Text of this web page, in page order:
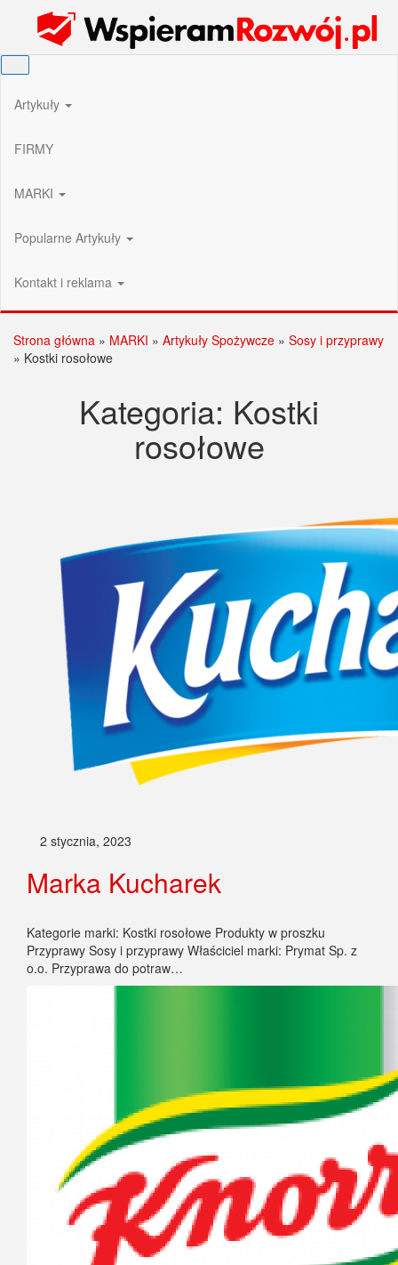
Wspieram Rozwój PL
Artykuły
FIRMY
MARKI
Popularne Artykuły
Kontakt i reklama
Strona główna » MARKI » Artykuły Spożywcze » Sosy i przyprawy
» Kostki rosołowe
Kategoria: Kostki
rosołowe
2 stycznia, 2023
Marka Kucharek
Kategorie marki: Kostki rosołowe Produkty w proszku
Przyprawy Sosy i przyprawy Właściciel marki: Prymat Sp. z
o.o. Przyprawa do potraw…